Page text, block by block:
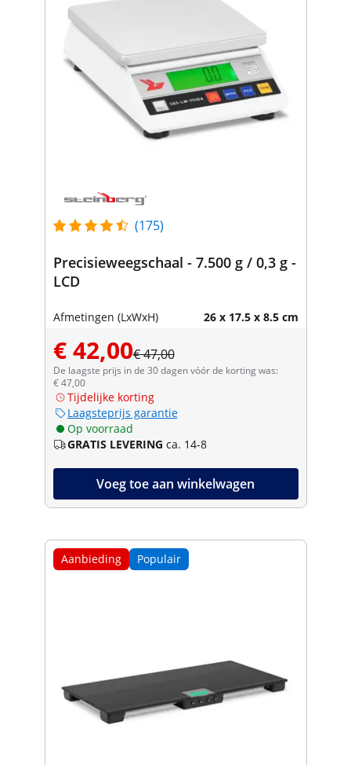
(175)
Precisieweegschaal - 7.500 g / 0,3 g -
LCD
Afmetingen (LxWxH) 26 x 17.5 x 8.5 cm
€ 42,00€ 47,00
De laagste prijs in de 30 dagen vóór de korting was:
€ 47,00
Tijdelijke korting
Laagsteprijs garantie
Op voorraad
GRATIS LEVERING ca. 14-8
Voeg toe aan winkelwagen
Aanbieding Populair